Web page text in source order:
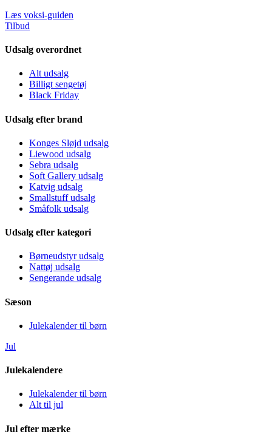
Læs voksi-guiden
Tilbud
Udsalg overordnet
Alt udsalg
Billigt sengetøj
Black Friday
Udsalg efter brand
Konges Sløjd udsalg
Liewood udsalg
Sebra udsalg
Soft Gallery udsalg
Katvig udsalg
Smallstuff udsalg
Småfolk udsalg
Udsalg efter kategori
Børneudstyr udsalg
Nattøj udsalg
Sengerande udsalg
Sæson
Julekalender til børn
Jul
Julekalendere
Julekalender til børn
Alt til jul
Jul efter mærke